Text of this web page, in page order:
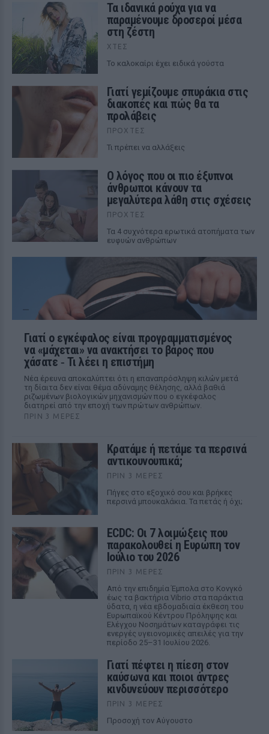
Τα ιδανικά ρούχα για να
παραμένουμε δροσεροί μέσα
στη ζέστη
ΧΤΕΣ
To καλοκαίρι έχει ειδικά γούστα
Γιατί γεμίζουμε σπυράκια στις
διακοπές και πώς θα τα
προλάβεις
ΠΡΟΧΤΈΣ
Τι πρέπει να αλλάξεις
Ο λόγος που οι πιο έξυπνοι
άνθρωποι κάνουν τα
μεγαλύτερα λάθη στις σχέσεις
ΠΡΟΧΤΈΣ
Τα 4 συχνότερα ερωτικά ατοπήματα των
ευφυών ανθρώπων
Γιατί ο εγκέφαλος είναι προγραμματισμένος
να «μάχεται» να ανακτήσει το βάρος που
χάσατε ‑ Τι λέει η επιστήμη
Νέα έρευνα αποκαλύπτει ότι η επαναπρόσληψη κιλών μετά
τη δίαιτα δεν είναι θέμα αδύναμης θέλησης, αλλά βαθιά
ριζωμένων βιολογικών μηχανισμών που ο εγκέφαλος
διατηρεί από την εποχή των πρώτων ανθρώπων.
ΠΡΙΝ 3 ΜΈΡΕΣ
Κρατάμε ή πετάμε τα περσινά
αντικουνουπικά;
ΠΡΙΝ 3 ΜΈΡΕΣ
Πήγες στο εξοχικό σου και βρήκες
περσινά μπουκαλάκια. Τα πετάς ή όχι;
ECDC: Οι 7 λοιμώξεις που
παρακολουθεί η Ευρώπη τον
Ιούλιο του 2026
ΠΡΙΝ 3 ΜΈΡΕΣ
Από την επιδημία Έμπολα στο Κονγκό
έως τα βακτήρια Vibrio στα παράκτια
ύδατα, η νέα εβδομαδιαία έκθεση του
Ευρωπαϊκού Κέντρου Πρόληψης και
Ελέγχου Νοσημάτων καταγράφει τις
ενεργές υγειονομικές απειλές για την
περίοδο 25–31 Ιουλίου 2026.
Γιατί πέφτει η πίεση στον
καύσωνα και ποιοι άντρες
κινδυνεύουν περισσότερο
ΠΡΙΝ 3 ΜΈΡΕΣ
Προσοχή τον Αύγουστο